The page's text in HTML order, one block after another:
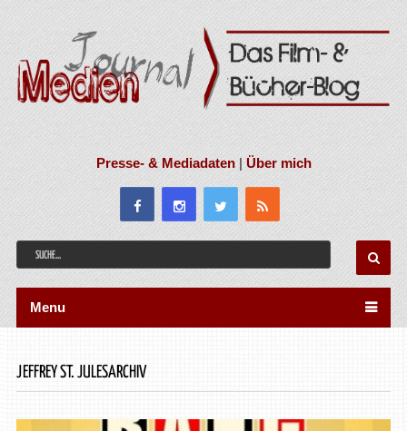
Presse- & Mediadaten|Über mich
Menu
JEFFREY ST. JULESARCHIV